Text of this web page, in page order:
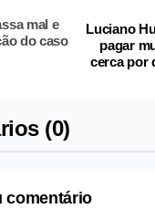
mal e
do caso
Luciano
pagar
cerca por
(0)
comentário